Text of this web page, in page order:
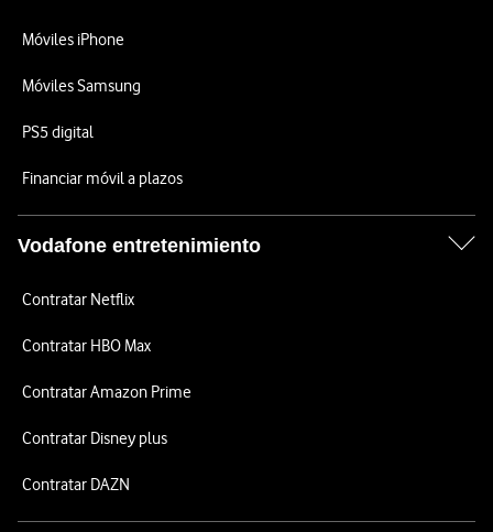
Móviles iPhone
Móviles Samsung
PS5 digital
Financiar móvil a plazos
Vodafone entretenimiento
Contratar Netflix
Contratar HBO Max
Contratar Amazon Prime
Contratar Disney plus
Contratar DAZN